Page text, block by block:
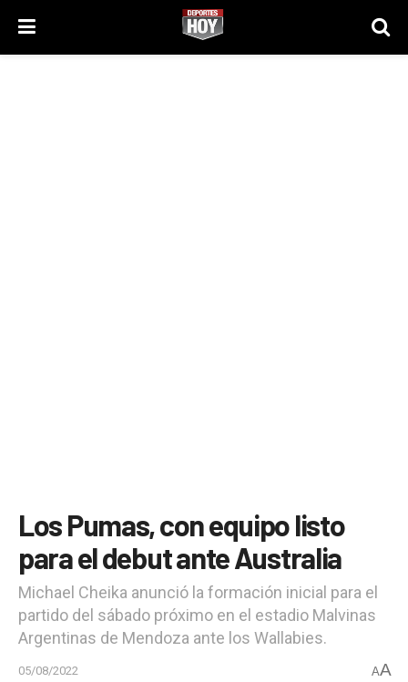
Los Pumas, con equipo listo
para el debut ante Australia
Michael Cheika anunció la formación inicial para el
partido del sábado próximo en el estadio Malvinas
Argentinas de Mendoza ante los Wallabies.
05/08/2022 AA